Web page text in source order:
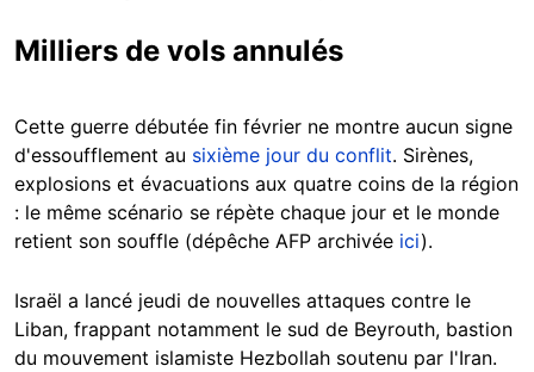
Milliers de vols annulés
Cette guerre débutée fin février ne montre aucun signe
d'essoufflement au sixième jour du conflit. Sirènes,
explosions et évacuations aux quatre coins de la région
: le même scénario se répète chaque jour et le monde
retient son souffle (dépêche AFP archivée ici).
Israël a lancé jeudi de nouvelles attaques contre le
Liban, frappant notamment le sud de Beyrouth, bastion
du mouvement islamiste Hezbollah soutenu par l'Iran.